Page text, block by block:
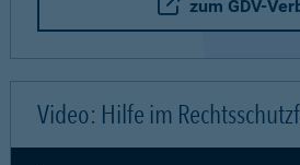
zum GDV-
Video: Hilfe im